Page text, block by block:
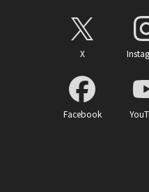
X
Facebook